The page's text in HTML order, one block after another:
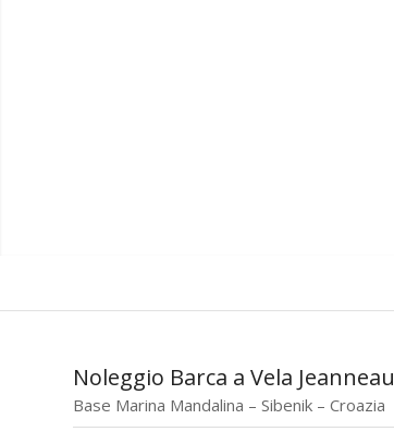
Noleggio Barca a Vela Jeanneau
Base Marina Mandalina – Sibenik – Croazia